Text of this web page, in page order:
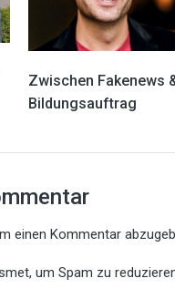
Zwischen Fakenews
Bildungsauftrag
einen Kommentar
um Spam zu